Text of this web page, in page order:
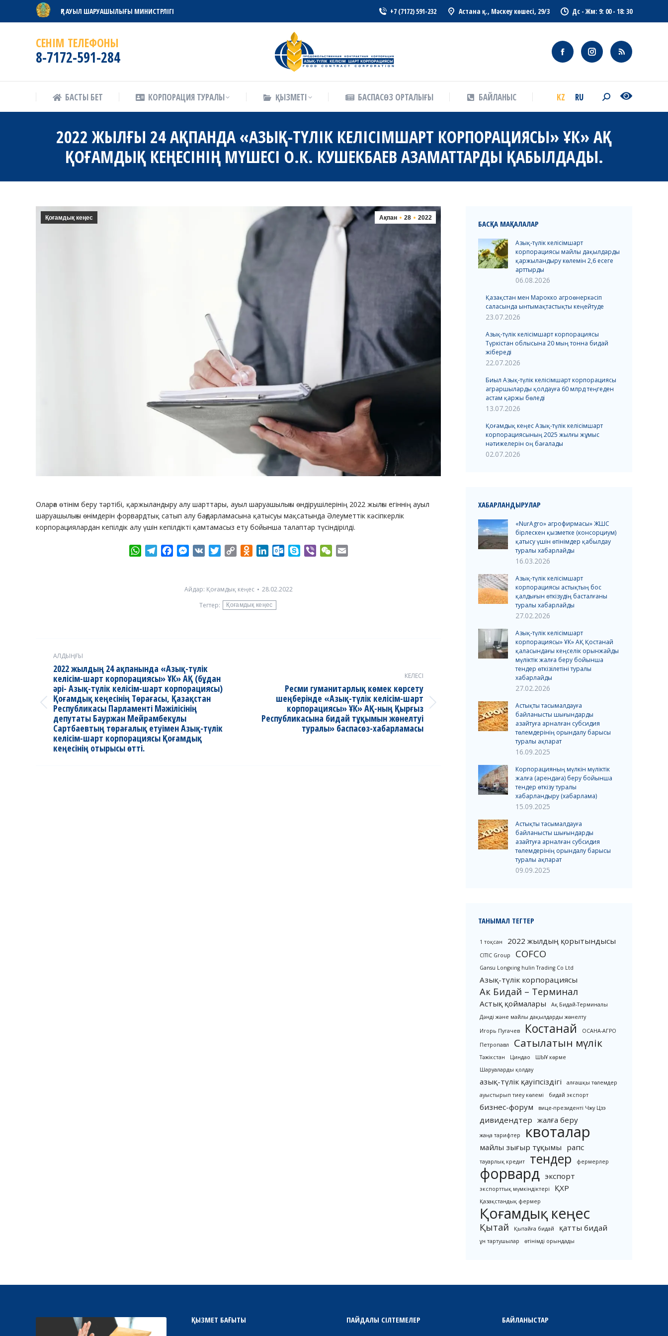
ҚР АУЫЛ ШАРУАШЫЛЫҒЫ МИНИСТРЛІГІ +7 (7172) 591-232 Астана қ., Мәскеу көшесі, 29/3 Дс - Жм: 9: 00 - 18: 30
СЕНІМ ТЕЛЕФОНЫ
8-7172-591-284
БАСТЫ БЕТ КОРПОРАЦИЯ ТУРАЛЫ ҚЫЗМЕТІ БАСПАСӨЗ ОРТАЛЫҒЫ БАЙЛАНЫС KZ RU Search:
2022 ЖЫЛҒЫ 24 АҚПАНДА «АЗЫҚ-ТҮЛІК КЕЛІСІМШАРТ КОРПОРАЦИЯСЫ» ҰК» АҚ
ҚОҒАМДЫҚ КЕҢЕСІНІҢ МҮШЕСІ О.К. КУШЕКБАЕВ АЗАМАТТАРДЫ ҚАБЫЛДАДЫ.
Ақпан 28 2022
Қоғамдық кеңес
Оларға өтінім беру тәртібі, қаржыландыру алу шарттары, ауыл шаруашылығы өндірушілерінің 2022 жылғы егіннің ауыл
шаруашылығы өнімдерін форвардтық сатып алу бағдарламасына қатысуы мақсатында Әлеуметтік кәсіпкерлік
корпорациялардан кепілдік алу үшін кепілдікті қамтамасыз ету бойынша талаптар түсіндірілді.
WhatsApp
TelegramFacebookMessenger
VK Twitter
Copy
Odnoklassniki
LinkedInOutlook.com
SkypeViber WeChat
Айдар: Қоғамдық кеңес
28.02.2022
Тегтер:
Қоғамдық кеңес
Post
navigation
АЛДЫҢҒЫ
Previous
post:
2022 жылдың 24 ақпанында «Азық-түлік
келісім-шарт корпорациясы» ҰК» АҚ (бұдан
әрі- Азық-түлік келісім-шарт корпорациясы)
Қоғамдық кеңесінің Төрағасы, Қазақстан
Республикасы Парламенті Мәжілісінің
депутаты Бауржан Мейрамбекұлы
Сартбаевтың төрағалық етуімен Азық-түлік
келісім-шарт корпорациясы Қоғамдық
кеңесінің отырысы өтті.
КЕЛЕСІ
post:
Ресми гуманитарлық көмек көрсету
шеңберінде «Азық-түлік келісім-шарт
корпорациясы» ҰК» АҚ-ның Қырғыз
Республикасына бидай тұқымын жөнелтуі
туралы» баспасөз-хабарламасы
БАСҚА МАҚАЛАЛАР
Азық-түлік келісімшарт
корпорациясы майлы дақылдарды
қаржыландыру көлемін 2,6 есеге
арттырды
06.08.2026
Қазақстан мен Марокко агроөнеркәсіп
саласында ынтымақтастықты кеңейтуде
23.07.2026
Азық-түлік келісімшарт корпорациясы
Түркістан облысына 20 мың тонна бидай
жібереді
22.07.2026
Биыл Азық-түлік келісімшарт корпорациясы
аграршыларды қолдауға 60 млрд теңгеден
астам қаржы бөледі
13.07.2026
Қоғамдық кеңес Азық-түлік келісімшарт
корпорациясының 2025 жылғы жұмыс
нәтижелерін оң бағалады
02.07.2026
ХАБАРЛАНДЫРУЛАР
«NurAgro» агрофирмасы» ЖШС
бірлескен қызметке (консорциум)
қатысу үшін өтінімдер қабылдау
туралы хабарлайды
16.03.2026
Азық-түлік келісімшарт
корпорациясы астықтың бос
қалдығын өткізудің басталғаны
туралы хабарлайды
27.02.2026
Азық-түлік келісімшарт
корпорациясы» ҰК» АҚ Қостанай
қаласындағы кеңселік орынжайды
мүліктік жалға беру бойынша
тендер өткізілетіні туралы
хабарлайды
27.02.2026
Астықты тасымалдауға
байланысты шығындарды
азайтуға арналған субсидия
төлемдерінің орындалу барысы
туралы ақпарат
16.09.2025
Корпорацияның мүлкін мүліктік
жалға (арендаға) беру бойынша
тендер өткізу туралы
хабарландыру (хабарлама)
15.09.2025
Астықты тасымалдауға
байланысты шығындарды
азайтуға арналған субсидия
төлемдерінің орындалу барысы
туралы ақпарат
09.09.2025
ТАНЫМАЛ ТЕГТЕР
1 тоқсан 2022 жылдың қорытындысы
CITIC Group COFCO
Gansu Longxing hulin Trading Co Ltd
Азық-түлік корпорациясы
Ак Бидай – Терминал
Астық қоймалары
Ақ Бидай-Терминалы
Дәнді және майлы дақылдарды жөнелту
Игорь Пугачев
Костанай
ОСАНА-АГРО
Петропавл
Сатылатын мүлік
Тәжікстан Циндао
ШЫҰ көрме
Шаруаларды қолдау
азық-түлік қауіпсіздігі
алғашқы төлемдер
ауыстырып тиеу көлемі
бидай экспорт
бизнес-форум вице-президенті Чжу Цзэ
дивидендтер жалға беру
жаңа тарифтер квоталар
майлы зығыр тұқымы рапс
тауарлық кредит тендер фермерлер
форвард экспорт
экспорттық мүмкіндіктері ҚХР
Қазақстандық фермер
Қоғамдық кеңес
Қытай Қытайға бидай қатты бидай
ұн тартушылар өтінімді орындады
ҚЫЗМЕТ БАҒЫТЫ ПАЙДАЛЫ СІЛТЕМЕЛЕР БАЙЛАНЫСТАР
БАСТЫ БЕТ КОРПОРАЦИЯ ТУРАЛЫ БАСПАСӨЗ ОРТАЛЫҒЫ БАЙЛАНЫС KZ RU Search: